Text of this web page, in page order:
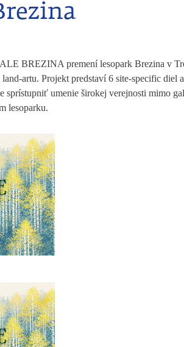
BREZINA premení lesopark Brezina v
land-artu. Projekt predstaví 6 site-specific
sprístupniť umenie širokej verejnosti mimo
lesoparku.